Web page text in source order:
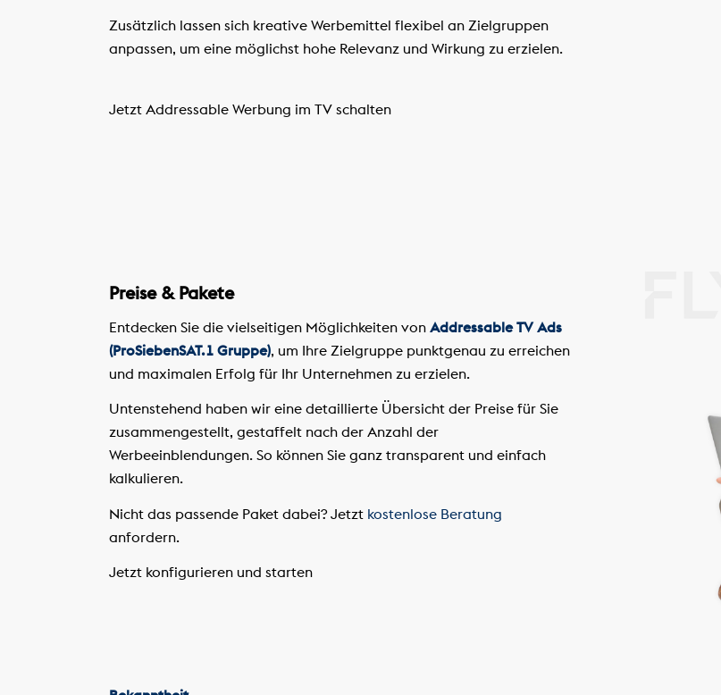
Zusätzlich lassen sich kreative Werbemittel flexibel an Zielgruppen
anpassen, um eine möglichst hohe Relevanz und Wirkung zu erzielen.
Jetzt Addressable Werbung im TV schalten
Preise & Pakete
Entdecken Sie die vielseitigen Möglichkeiten von Addressable TV Ads
(ProSiebenSAT.1 Gruppe), um Ihre Zielgruppe punktgenau zu erreichen
und maximalen Erfolg für Ihr Unternehmen zu erzielen.
Untenstehend haben wir eine detaillierte Übersicht der Preise für Sie
zusammengestellt, gestaffelt nach der Anzahl der
Werbeeinblendungen. So können Sie ganz transparent und einfach
kalkulieren.
Nicht das passende Paket dabei? Jetzt kostenlose Beratung
anfordern.
Jetzt konfigurieren und starten